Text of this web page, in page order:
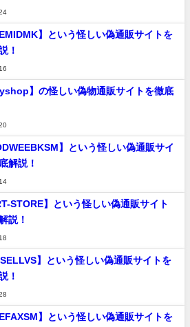
】という怪しい偽通販サイトを
！
】の怪しい偽物通販サイトを徹底
】という怪しい偽通販サイ
解説！
STORE】という怪しい偽通販サイト
説！
】という怪しい偽通販サイトを
！
】という怪しい偽通販サイトを